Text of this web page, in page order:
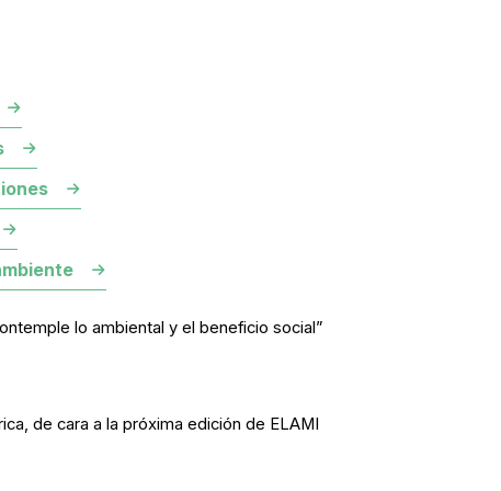
lo ambiental y el beneficio social”
de cara a la próxima edición de ELAMI